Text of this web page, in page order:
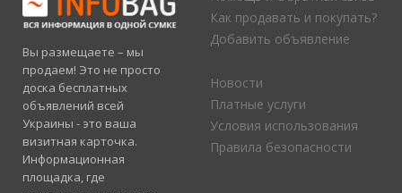
Вы размещаете – мы
продаем! Это не просто
доска бесплатных
объявлений всей
Украины - это ваша
визитная карточка.
Информационная
площадка, где
Как продавать и покупать?
Добавить объявление
Новости
Платные услуги
Условия использования
Правила безопасности